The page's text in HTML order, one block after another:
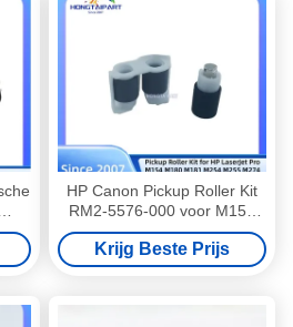
HP Canon Pickup Roller Kit
RM2-5576-000 voor M154
M180 M181 M254 M255
Printers
Krijg Beste Prijs